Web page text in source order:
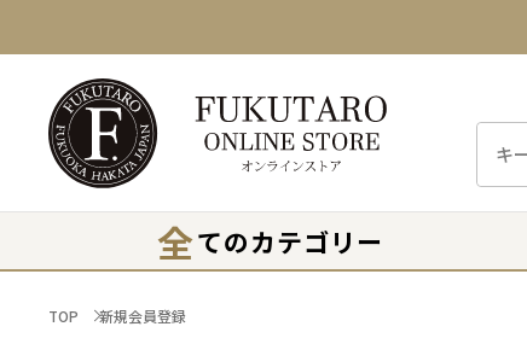
全てのカテゴリー
TOP 新規会員登録